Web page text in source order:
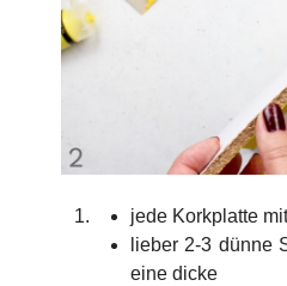
jede Korkplatte
lieber 2-3 dünne
eine dicke